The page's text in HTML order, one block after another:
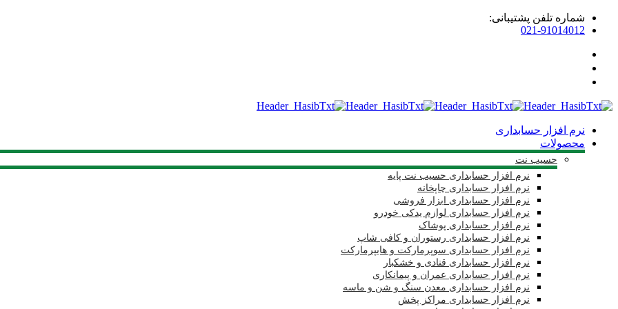
شماره تلفن پشتیبانی:
021-91014012
نرم افزار حسابداری
محصولات
حسیب نت
نرم افزار حسابداری حسیب نت پایه
نرم افزار حسابداری چاپخانه
نرم افزار حسابداری ابزار فروشی
نرم افزار حسابداری لوازم یدکی خودرو
نرم افزار حسابداری پوشاک
نرم افزار حسابداری رستوران و کافی شاپ
نرم افزار حسابداری سوپرمارکت و هایپرمارکت
نرم افزار حسابداری قنادی و خشکبار
نرم افزار حسابداری عمران و پیمانکاری
نرم افزار حسابداری معدن سنگ و شن و ماسه
نرم افزار حسابداری مراکز پخش